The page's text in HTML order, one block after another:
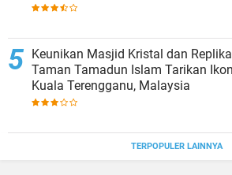
Keunikan Masjid Kristal dan Replika
Taman Tamadun Islam Tarikan Ikonik di
Kuala Terengganu, Malaysia
TERPOPULER LAINNYA